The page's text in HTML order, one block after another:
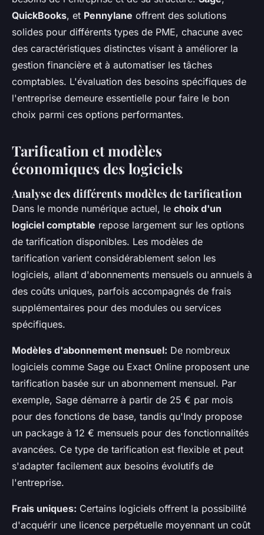
QuickBooks, et Pennylane offrent des solutions
solides pour différents types de PME, chacune avec
des caractéristiques distinctes visant à améliorer la
gestion financière et à automatiser les tâches
comptables. L'évaluation des besoins spécifiques de
l'entreprise demeure essentielle pour faire le bon
choix parmi ces options performantes.
Tarification et modèles
économiques des logiciels
Analyse des différents modèles de tarification
Dans le monde numérique actuel, le choix d'un
logiciel comptable repose largement sur les options
de tarification disponibles. Les modèles de
tarification varient considérablement selon les
logiciels, allant d'abonnements mensuels ou annuels à
des coûts uniques, parfois accompagnés de frais
supplémentaires pour des modules ou services
spécifiques.
Modèles d'abonnement mensuel: De nombreux
logiciels comme Sage ou Exact Online proposent une
tarification basée sur un abonnement mensuel. Par
exemple, Sage démarre à partir de 25 € par mois
pour des fonctions de base, tandis qu'Indy propose
un package à 12 € mensuels pour des fonctionnalités
avancées. Ce type de tarification est flexible et peut
s'adapter facilement aux besoins évolutifs de
l'entreprise.
Frais uniques: Certains logiciels offrent la possibilité
d'acquérir une licence perpétuelle moyennant un coût